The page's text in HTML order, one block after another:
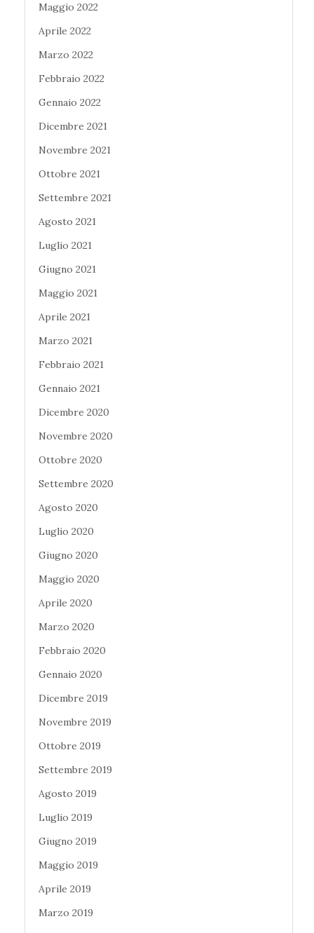
Maggio 2022
Aprile 2022
Marzo 2022
Febbraio 2022
Gennaio 2022
Dicembre 2021
Novembre 2021
Ottobre 2021
Settembre 2021
Agosto 2021
Luglio 2021
Giugno 2021
Maggio 2021
Aprile 2021
Marzo 2021
Febbraio 2021
Gennaio 2021
Dicembre 2020
Novembre 2020
Ottobre 2020
Settembre 2020
Agosto 2020
Luglio 2020
Giugno 2020
Maggio 2020
Aprile 2020
Marzo 2020
Febbraio 2020
Gennaio 2020
Dicembre 2019
Novembre 2019
Ottobre 2019
Settembre 2019
Agosto 2019
Luglio 2019
Giugno 2019
Maggio 2019
Aprile 2019
Marzo 2019